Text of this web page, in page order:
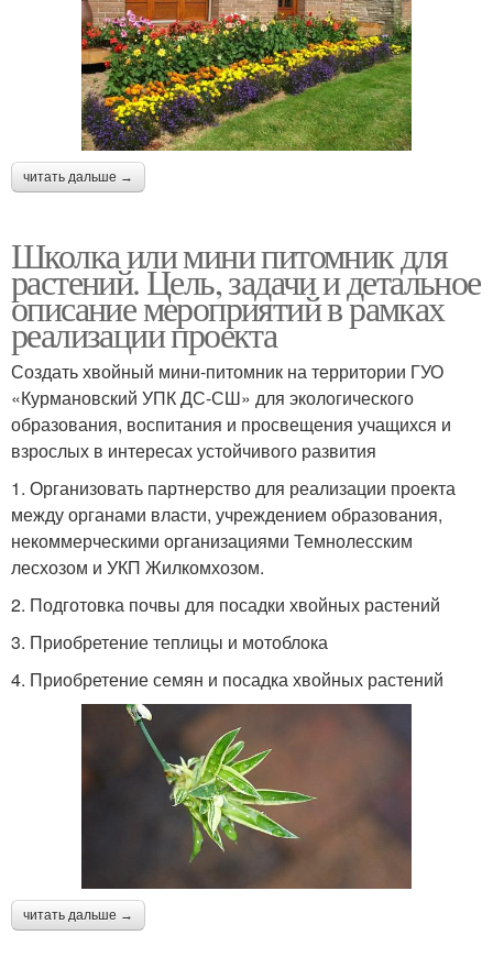
читать дальше →
Школка или мини питомник для
растений. Цель, задачи и детальное
описание мероприятий в рамках
реализации проекта
Создать хвойный мини-питомник на территории ГУО
«Курмановский УПК ДС-СШ» для экологического
образования, воспитания и просвещения учащихся и
взрослых в интересах устойчивого развития
1. Организовать партнерство для реализации проекта
между органами власти, учреждением образования,
некоммерческими организациями Темнолесским
лесхозом и УКП Жилкомхозом.
2. Подготовка почвы для посадки хвойных растений
3. Приобретение теплицы и мотоблока
4. Приобретение семян и посадка хвойных растений
читать дальше →